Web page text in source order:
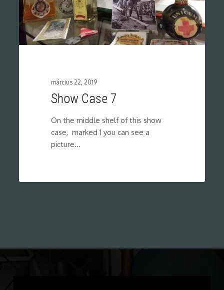
március 22, 2019
Show Case 7
On the middle shelf of this show
case, marked 1 you can see a
picture…